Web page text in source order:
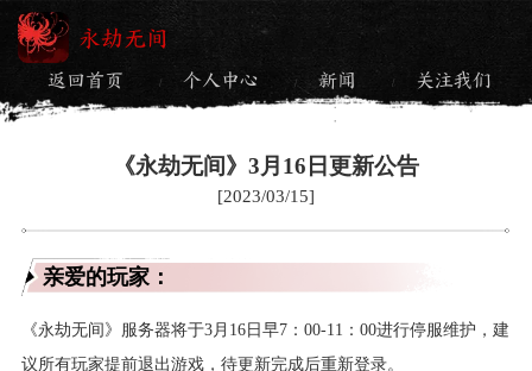
永劫无间
返回首页 / 个人中心 / 新闻 / 关注我们
《永劫无间》3月16日更新公告
[2023/03/15]
亲爱的玩家：
《永劫无间》服务器将于3月16日早7：00-11：00进行停服维护，建
议所有玩家提前退出游戏，待更新完成后重新登录。